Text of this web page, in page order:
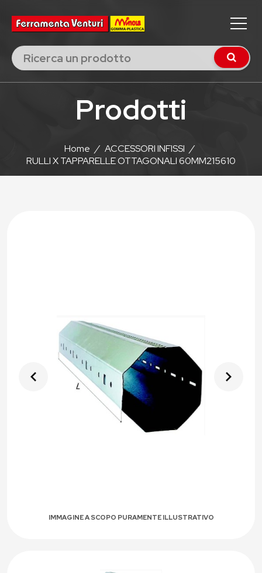
Prodotti
Home / ACCESSORI INFISSI /
RULLI X TAPPARELLE OTTAGONALI 60MM215610
IMMAGINE A SCOPO PURAMENTE ILLUSTRATIVO